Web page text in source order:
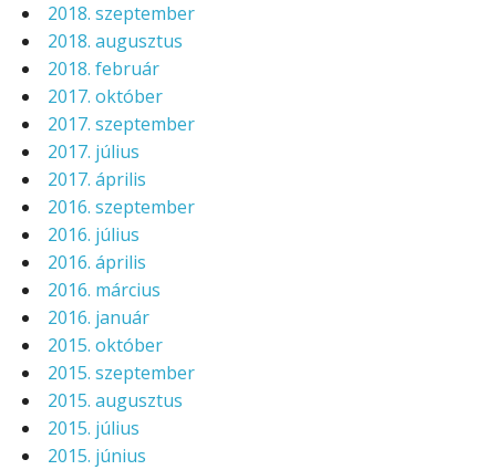
2018. szeptember
2018. augusztus
2018. február
2017. október
2017. szeptember
2017. július
2017. április
2016. szeptember
2016. július
2016. április
2016. március
2016. január
2015. október
2015. szeptember
2015. augusztus
2015. július
2015. június